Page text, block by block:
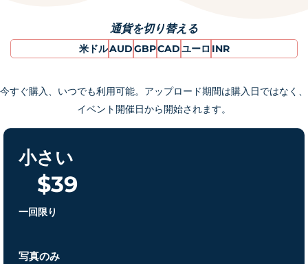
通貨を切り替える
米ドルAUDGBPCADユーロ INR
今すぐ購入、いつでも利用可能。アップロード期間は購入日ではなく、
イベント開催日から開始されます。
小さい
$39
一回限り
写真のみ